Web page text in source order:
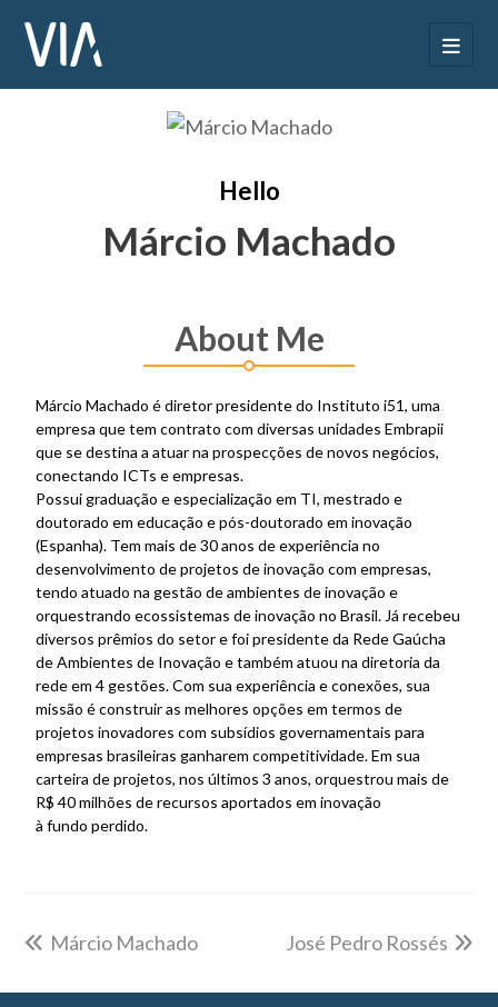
Hello
Márcio Machado
About Me
Márcio Machado é diretor presidente do Instituto i51, uma
empresa que tem contrato com diversas unidades Embrapii
que se destina a atuar na prospecções de novos negócios,
conectando ICTs e empresas.
Possui graduação e especialização em TI, mestrado e
doutorado em educação e pós-doutorado em inovação
(Espanha). Tem mais de 30 anos de experiência no
desenvolvimento de projetos de inovação com empresas,
tendo atuado na gestão de ambientes de inovação e
orquestrando ecossistemas de inovação no Brasil. Já recebeu
diversos prêmios do setor e foi presidente da Rede Gaúcha
de Ambientes de Inovação e também atuou na diretoria da
rede em 4 gestões. Com sua experiência e conexões, sua
missão é construir as melhores opções em termos de
projetos inovadores com subsídios governamentais para
empresas brasileiras ganharem competitividade. Em sua
carteira de projetos, nos últimos 3 anos, orquestrou mais de
R$ 40 milhões de recursos aportados em inovação
à fundo perdido.
Márcio Machado José Pedro Rossés